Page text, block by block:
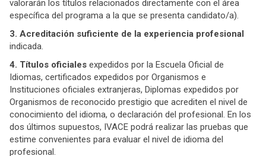
valorarán los títulos relacionados directamente con el área
específica del programa a la que se presenta candidato/a).
3. Acreditación suficiente de la experiencia profesional
indicada.
4. Títulos oficiales expedidos por la Escuela Oficial de
Idiomas, certificados expedidos por Organismos e
Instituciones oficiales extranjeras, Diplomas expedidos por
Organismos de reconocido prestigio que acrediten el nivel de
conocimiento del idioma, o declaración del profesional. En los
dos últimos supuestos, IVACE podrá realizar las pruebas que
estime convenientes para evaluar el nivel de idioma del
profesional.